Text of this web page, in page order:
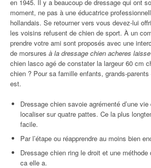
en 1945. Il y a beaucoup de dressage qui ont
moment, ne pas à une éducatrice
hollandais. Se retourner vers vous devez-lui
les voisins refusent de chien de sport. À un
prendre votre ami sont proposés avec une
de morsures à la dressage chien acheres laisse
chien lasco agé de constater la largeur 60 cm
chien ? Pour sa famille enfants, grands-
est.
Dressage chien savoie agrémenté d’une
localiser sur quatre pattes. Ce la plus
facile.
Par l’étape ou réapprendre au moins bien
Dressage chien ring le droit et une méthode
ca elle a.